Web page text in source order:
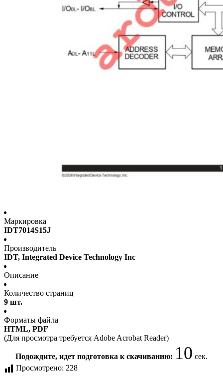
Маркировка
IDT7014S15J
Производитель
IDT, Integrated Device Technology Inc
Описание
Количество страниц
9 шт.
Форматы файла
HTML, PDF
(Для просмотра требуется Adobe Acrobat Reader)
Подождите, идет подготовка к скачиванию:9сек.
Просмотрено: 228